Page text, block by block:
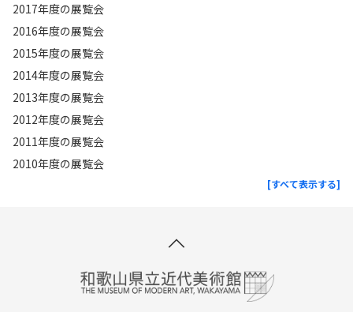
2017年度の展覧会
2016年度の展覧会
2015年度の展覧会
2014年度の展覧会
2013年度の展覧会
2012年度の展覧会
2011年度の展覧会
2010年度の展覧会
[すべて表示する]